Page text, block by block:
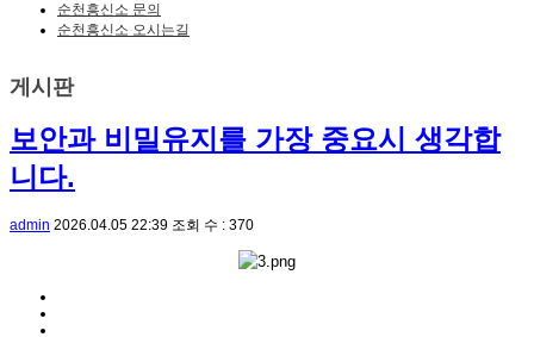
순천흥신소 문의
순천흥신소 오시는길
게시판
보안과 비밀유지를 가장 중요시 생각합
니다.
admin 2026.04.05 22:39 조회 수 : 370